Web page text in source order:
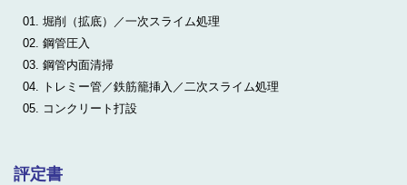
堀削（拡底）／一次スライム処理
鋼管圧入
鋼管内面清掃
トレミー管／鉄筋籠挿入／二次スライム処理
コンクリート打設
評定書